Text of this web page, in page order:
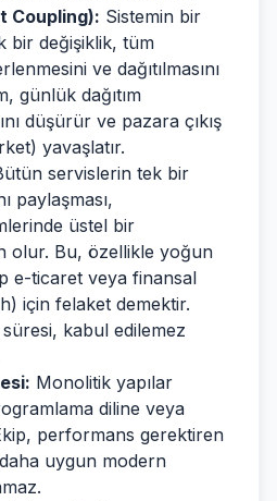
Coupling): Sistemin bir
bir değişiklik, tüm
ve dağıtılmasını
günlük dağıtım
düşürür ve pazara çıkış
yavaşlatır.
servislerin tek bir
paylaşması,
üstel bir
olur. Bu, özellikle yoğun
e-ticaret veya finansal
için felaket demektir.
kabul edilemez
Monolitik yapılar
diline veya
performans gerektiren
uygun modern